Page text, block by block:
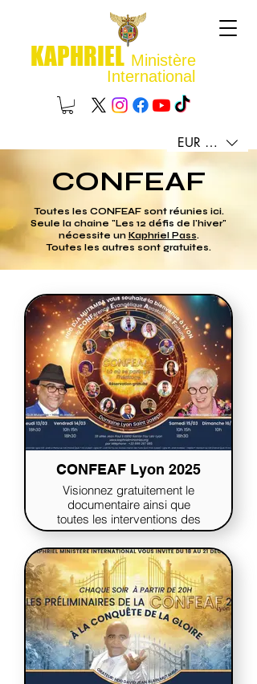
KAPHRIEL Ministère
International
EUR (€)
CONFEAF
Toutes les CONFEAF sont réunies ici.
Seule la chaine "Les 12 défis de l'hiver"
nécessite un Kaphriel Pass.
Toutes les autres sont gratuites.
CONFEAF Lyon 2025
Visionnez gratuitement le
documentaire ainsi que
toutes les interventions des
orateurs présents lors de la
Conférence Evangélique
Apostolique Fortune Lyon
2025